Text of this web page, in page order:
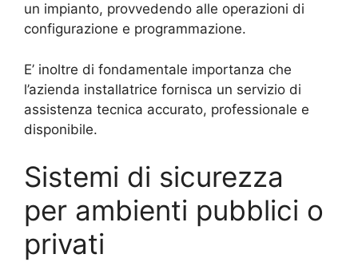
un impianto, provvedendo alle operazioni di
configurazione e programmazione.
E’ inoltre di fondamentale importanza che
l’azienda installatrice fornisca un servizio di
assistenza tecnica accurato, professionale e
disponibile.
Sistemi di sicurezza
per ambienti pubblici o
privati